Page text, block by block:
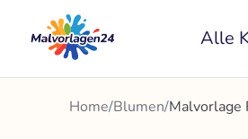
Inhalt
springen
Alle
Home/Blumen/Malvorlage